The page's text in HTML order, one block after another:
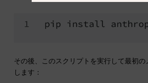
その後、このスクリプトを実行して最初
します：